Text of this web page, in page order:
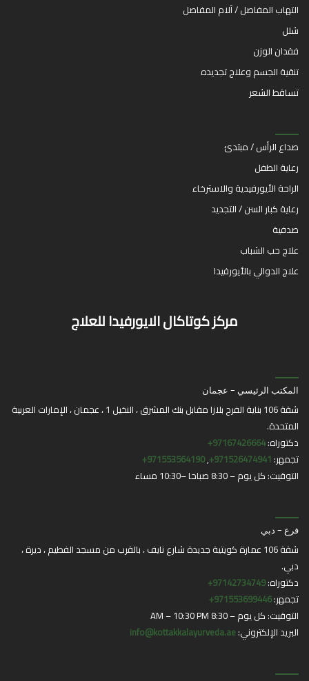
التهاب المفاصل / آلام المفاصل
شلل
فقدان الوزن
تنقية الجسم وعلاج تجديده
تساقط الشعر
صداع الرأس / مبتدئ
رعاية الطفل
الراحة الأيورفيدية والاسترخاء
رعاية كبار السن / التجديد
صدفية
علاج حب الشباب
علاج الدوالي بالأيورفيدا
مركز كوتاكال الايورفيدا للعلاج
المكتب الرئيسي - عجمان
شقة 106 بناية الفرح بلازا مقابل بنك المشرق ، النخيل 1 ، عجمان ، الإمارات العربية
المتحدة.
دكتوراه:97167426664+
تجمهر: 971526474941+
,
971553564190+
التوقيت: كل يوم – 8:30 صباحا –10:30 مساء
فرع - دبي
شقة 106 عمارة كويتية جديدة شارع نايف ، بالقرب من مسجد الفطيم ، ديرة ،
دبي.
دكتوراه:97142734749+
تجمهر:971553699446+
التوقيت: كل يوم – 8:30 AM – 10:30 PM
البريد الإلكتروني:info@kottakkalayurveda.ae